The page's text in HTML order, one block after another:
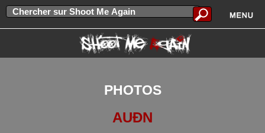
PHOTOS
AUÐN